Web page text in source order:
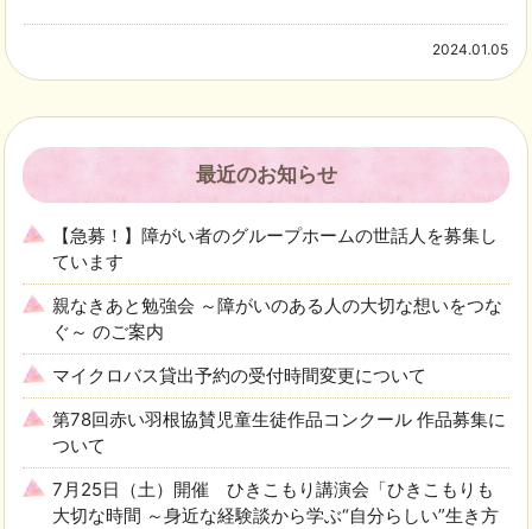
2024.01.05
最近のお知らせ
【急募！】障がい者のグループホームの世話人を募集し
ています
親なきあと勉強会 ～障がいのある人の大切な想いをつな
ぐ～ のご案内
マイクロバス貸出予約の受付時間変更について
第78回赤い羽根協賛児童生徒作品コンクール 作品募集に
ついて
7月25日（土）開催 ひきこもり講演会「ひきこもりも
大切な時間 ～身近な経験談から学ぶ“自分らしい”生き方